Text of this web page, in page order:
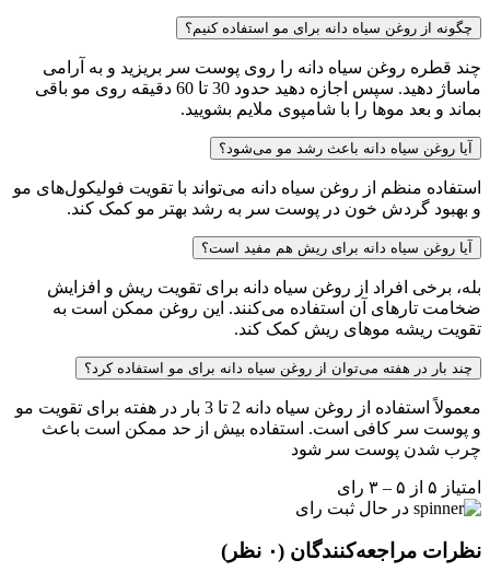
چگونه از روغن سیاه دانه برای مو استفاده کنیم؟
چند قطره روغن سیاه دانه را روی پوست سر بریزید و به آرامی
ماساژ دهید. سپس اجازه دهید حدود 30 تا 60 دقیقه روی مو باقی
بماند و بعد موها را با شامپوی ملایم بشویید.
آیا روغن سیاه دانه باعث رشد مو می‌شود؟
استفاده منظم از روغن سیاه دانه می‌تواند با تقویت فولیکول‌های مو
و بهبود گردش خون در پوست سر به رشد بهتر مو کمک کند.
آیا روغن سیاه دانه برای ریش هم مفید است؟
بله، برخی افراد از روغن سیاه دانه برای تقویت ریش و افزایش
ضخامت تارهای آن استفاده می‌کنند. این روغن ممکن است به
تقویت ریشه موهای ریش کمک کند.
چند بار در هفته می‌توان از روغن سیاه دانه برای مو استفاده کرد؟
معمولاً استفاده از روغن سیاه دانه 2 تا 3 بار در هفته برای تقویت مو
و پوست سر کافی است. استفاده بیش از حد ممکن است باعث
چرب شدن پوست سر شود
امتیاز ۵ از ۵ – ۳ رای
در حال ثبت رای
نظرات مراجعه‌کنندگان (۰ نظر)